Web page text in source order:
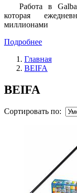
Работа в
которая
миллионами
Подробнее
Главная
BEIFA
BEIFA
Сортировать по: